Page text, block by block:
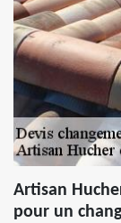
Artisan
pour un